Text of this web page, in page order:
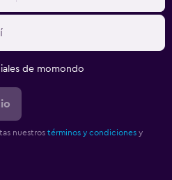
de momondo
nuestros términos y condiciones y